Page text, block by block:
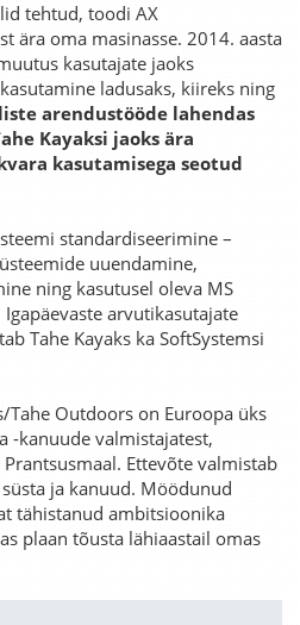
tehtud, toodi AX
ära oma masinasse. 2014. aasta
kasutajate jaoks
ladusaks, kiireks ning
arendustööde lahendas
Kayaksi jaoks ära
kasutamisega seotud
standardiseerimine –
uuendamine,
ning kasutusel oleva MS
arvutikasutajate
Tahe Kayaks ka SoftSystemsi
Tahe Outdoors on Euroopa üks
-kanuude valmistajatest,
Ettevõte valmistab
ja kanuud. Möödunud
tähistanud ambitsioonika
plaan tõusta lähiaastail omas